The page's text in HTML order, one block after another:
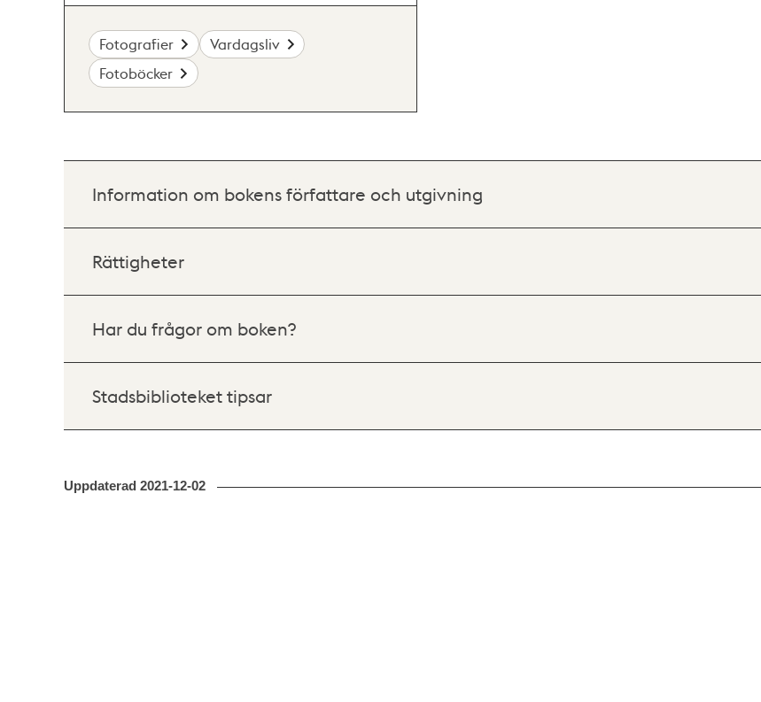
Fotografier
Vardagsliv
Fotoböcker
Information om bokens författare och utgivning
Rättigheter
Har du frågor om boken?
Stadsbiblioteket tipsar
Uppdaterad 2021-12-02